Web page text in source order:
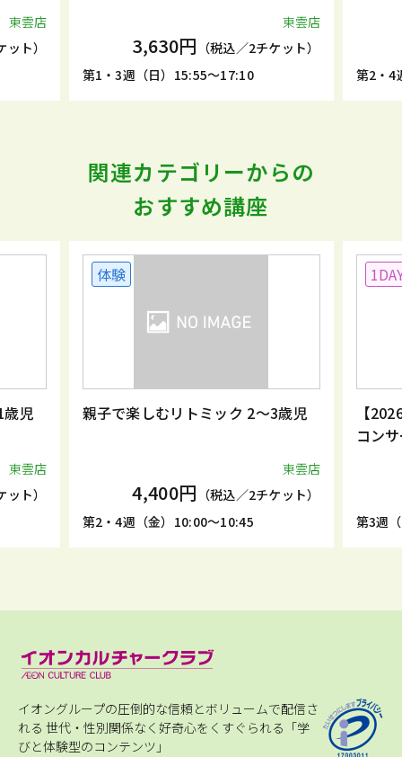
東雲店
ト）
東雲店
3,630円 （税込／2チケット）
第1・3週（日）15:55～17:10
第2・4
関連カテゴリーからの
おすすめ講座
児
東雲店
ト）
体験
親子で楽しむリトミック 2～3歳児
東雲店
4,400円 （税込／2チケット）
第2・4週（金）10:00～10:45
【
コン
第3週
イオングループの圧倒的な信頼とボリュームで配信さ
れる 世代・性別関係なく好奇心をくすぐられる「学
びと体験型のコンテンツ」